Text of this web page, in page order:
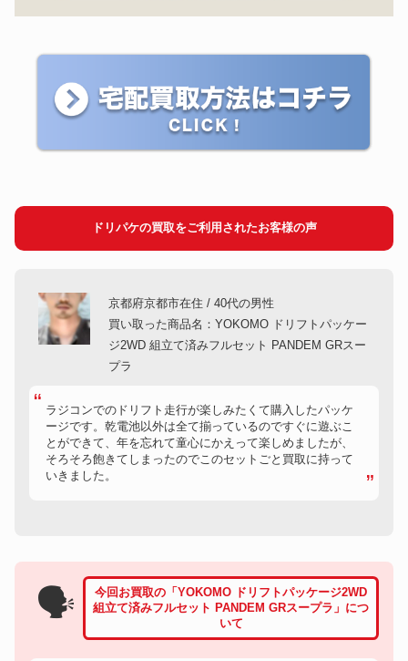
ドリパケの買取をご利用されたお客様の声
京都府京都市在住 / 40代の男性
買い取った商品名：YOKOMO ドリフトパッケー
ジ2WD 組立て済みフルセット PANDEM GRスー
プラ
ラジコンでのドリフト走行が楽しみたくて購入したパッケ
ージです。乾電池以外は全て揃っているのですぐに遊ぶこ
とができて、年を忘れて童心にかえって楽しめましたが、
そろそろ飽きてしまったのでこのセットごと買取に持って
いきました。
🗣
今回お買取の「YOKOMO ドリフトパッケージ2WD
組立て済みフルセット PANDEM GRスープラ」につ
いて